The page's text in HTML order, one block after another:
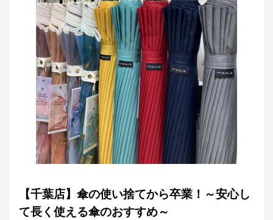
【千葉店】傘の使い捨てから卒業！～安心し
て長く使える傘のおすすめ～